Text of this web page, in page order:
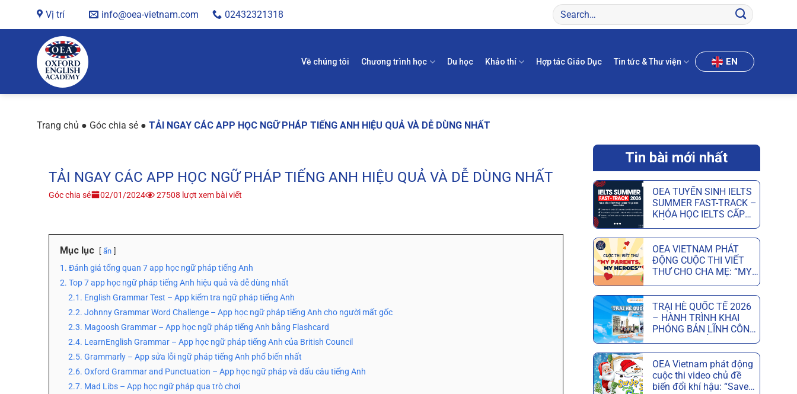
Vị trí info@oea-vietnam.com 02432321318
Về chúng tôi Chương trình học Du học Khảo thí Hợp tác Giáo Dục Tin tức & Thư viện EN
Trang chủ ● Góc chia sẻ ● TẢI NGAY CÁC APP HỌC NGỮ PHÁP TIẾNG ANH HIỆU QUẢ VÀ DỄ DÙNG NHẤT
TẢI NGAY CÁC APP HỌC NGỮ PHÁP TIẾNG ANH HIỆU QUẢ VÀ DỄ DÙNG NHẤT
Góc chia sẻ 02/01/2024 27508 lượt xem bài viết
Mục lục ẩn
1. Đánh giá tổng quan 7 app học ngữ pháp tiếng Anh
2. Top 7 app học ngữ pháp tiếng Anh hiệu quả và dễ dùng nhất
2.1. English Grammar Test – App kiểm tra ngữ pháp tiếng Anh
2.2. Johnny Grammar Word Challenge – App học ngữ pháp tiếng Anh cho người mất gốc
2.3. Magoosh Grammar – App học ngữ pháp tiếng Anh bằng Flashcard
2.4. LearnEnglish Grammar – App học ngữ pháp tiếng Anh của British Council
2.5. Grammarly – App sửa lỗi ngữ pháp tiếng Anh phổ biến nhất
2.6. Oxford Grammar and Punctuation – App học ngữ pháp và dấu câu tiếng Anh
2.7. Mad Libs – App học ngữ pháp qua trò chơi
Tin bài mới nhất
OEA TUYỂN SINH IELTS
SUMMER FAST-TRACK –
KHÓA HỌC IELTS CẤP
TIÊU CHỈ SAU 6 TUẦN
OEA VIETNAM PHÁT
ĐỘNG CUỘC THI VIẾT
THƯ CHO CHA MẸ: “MY
MỪNG NGÀY CỦA CHA
VÀ NGÀY CỦA MẸ
TRẠI HÈ QUỐC TẾ 2026
– HÀNH TRÌNH KHAI
PHÓNG BẢN LĨNH CÔNG
OEA Vietnam phát động
cuộc thi video chủ đề
biến đổi khí hậu: “Save